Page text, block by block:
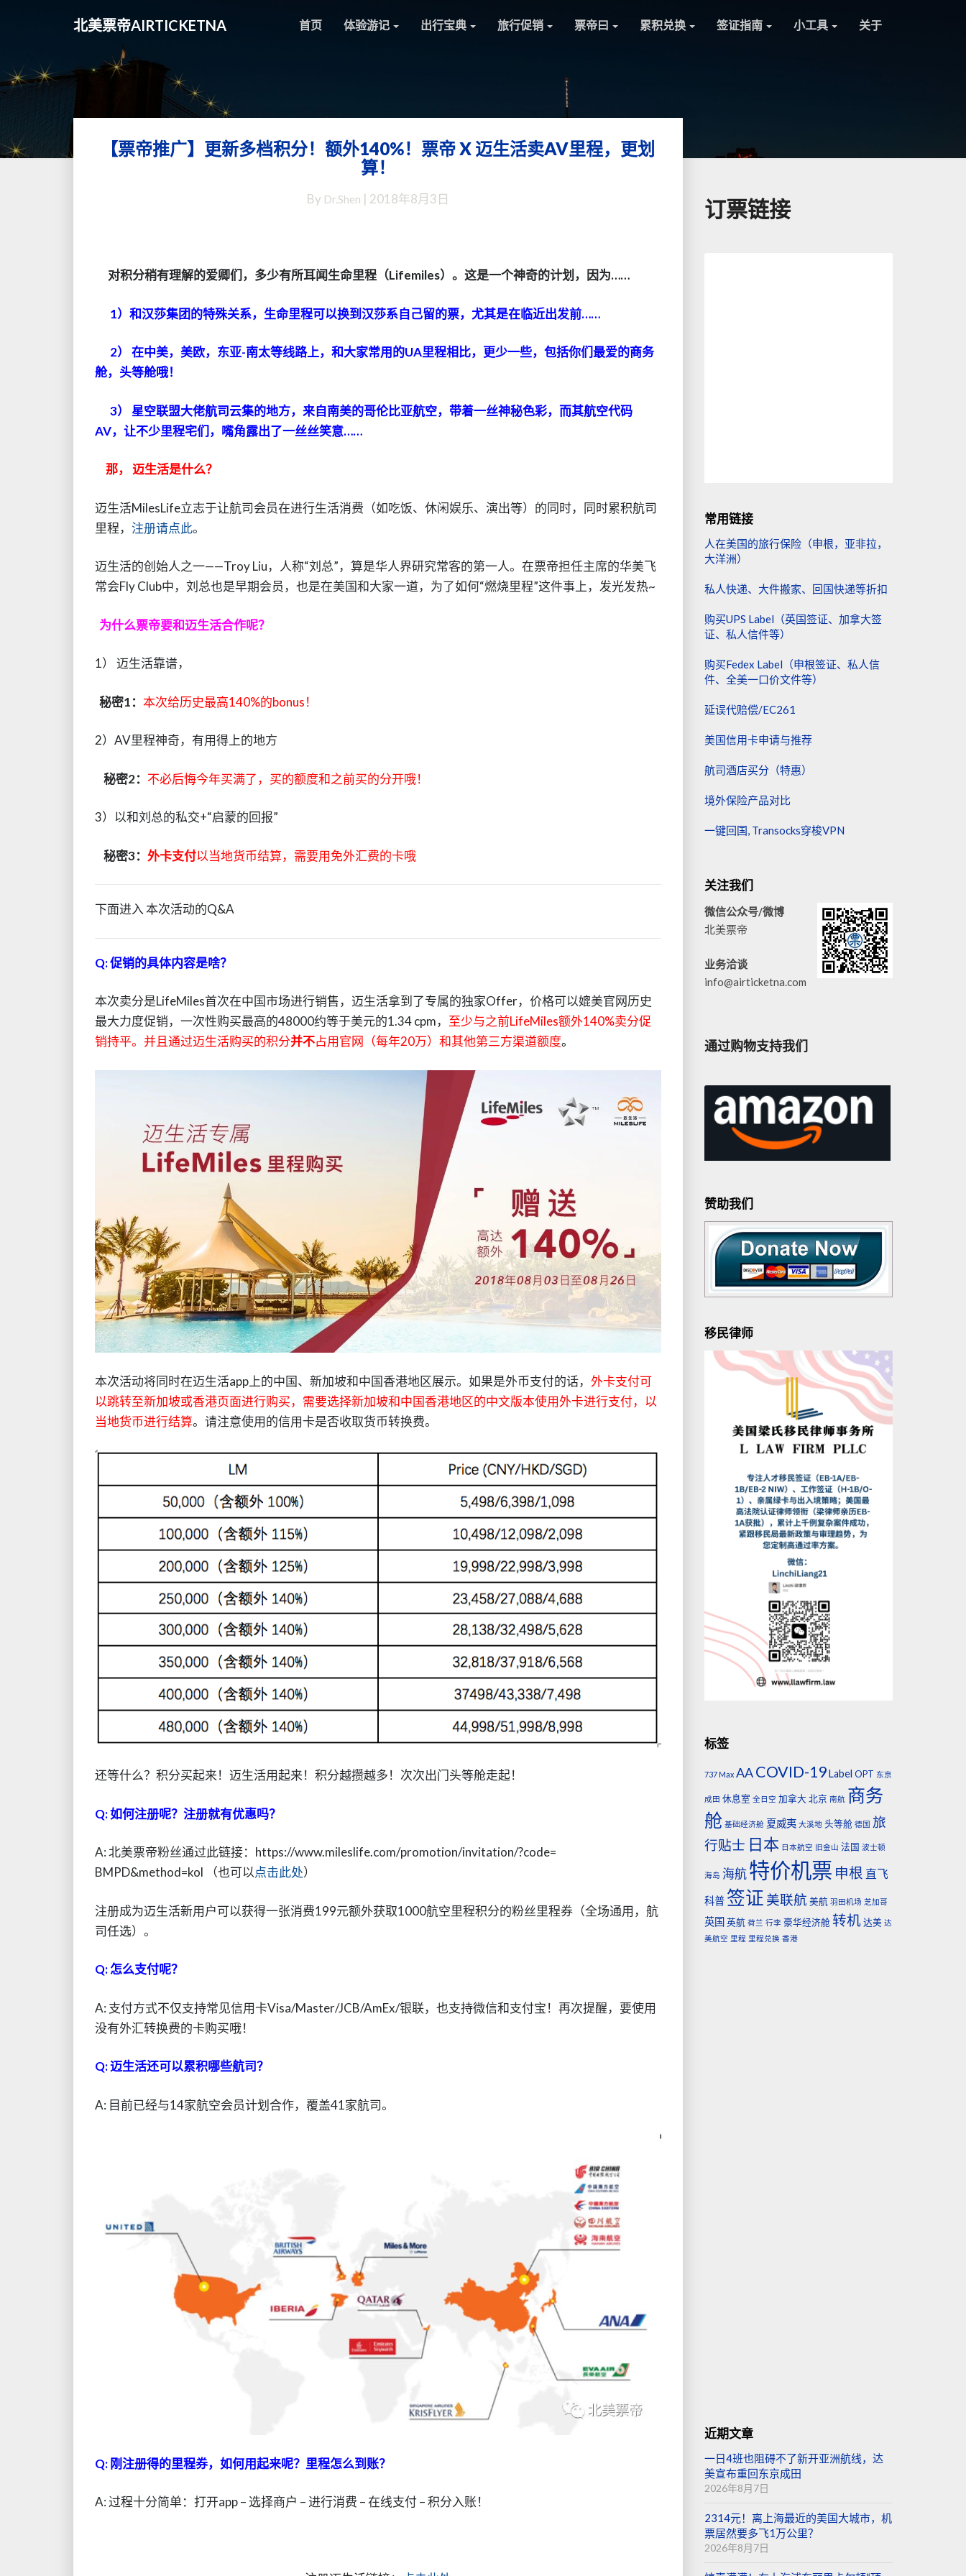
北美票帝AIRTICKETNA 首页 体验游记 出行宝典 旅行促销 票帝曰 累积兑换 签证指南 小工具 关于
【票
帝
广】
档
分！
外
140%！
X
AV
更
划
算！
【票帝推广】更新多档积分！额外140%！票帝 X 迈生活卖AV里程，更划
算！
By Dr.Shen 2018年8月3日
对积分稍有理解的爱卿们，多少有所耳闻生命里程（Lifemiles）。这是一个神奇的计划，因为……
1）和汉莎集团的特殊关系，生命里程可以换到汉莎系自己留的票，尤其是在临近出发前……
2） 在中美，美欧，东亚-南太等线路上，和大家常用的UA里程相比，更少一些，包括你们最爱的商务
舱，头等舱哦！
3） 星空联盟大佬航司云集的地方，来自南美的哥伦比亚航空，带着一丝神秘色彩，而其航空代码
AV，让不少里程宅们，嘴角露出了一丝丝笑意……
那， 迈生活是什么？
迈生活MilesLife立志于让航司会员在进行生活消费（如吃饭、休闲娱乐、演出等）的同时，同时累积航司
里程， 注册请点此。
迈生活的创始人之一——Troy Liu，人称“刘总”，算是华人界研究常客的第一人。在票帝担任主席的华美飞
常会Fly Club中，刘总也是早期会员，也是在美国和大家一道，为了如何“燃烧里程”这件事上，发光发热~
为什么票帝要和迈生活合作呢？
1） 迈生活靠谱，
秘密1： 本次给历史最高140%的bonus！
2）AV里程神奇，有用得上的地方
秘密2： 不必后悔今年买满了，买的额度和之前买的分开哦！
3）以和刘总的私交+“启蒙的回报”
秘密3： 外卡支付以当地货币结算，需要用免外汇费的卡哦
下面进入 本次活动的Q&A
Q: 促销的具体内容是啥？
本次卖分是LifeMiles首次在中国市场进行销售， 迈生活拿到了专属的独家Offer， 价格可以媲美官网历史
最大力度促销，一次性购买最高的48000约等于美元的1.34 cpm， 至少与之前LifeMiles额外140%卖分促
销持平。并且通过迈生活购买的积分并不占用官网（每年20万）和其他第三方渠道额度。
本次活动将同时在迈生活app上的中国、 新加坡和中国香港地区展示。如果是外币支付的话， 外卡支付可
以跳转至新加坡或香港页面进行购买，需要选择新加坡和中国香港地区的中文版本使用外卡进行支付， 以
当地货币进行结算。请注意使用的信用卡是否收取货币转换费。
还等什么？积分买起来！迈生活用起来！积分越攒越多！次次出门头等舱走起！
Q: 如何注册呢？注册就有优惠吗？
A: 北美票帝粉丝通过此链接：https://www.mileslife.com/promotion/invitation/?code=
BMPD&method=kol （也可以点击此处）
注册成为迈生活新用户可以获得一张消费199元额外获取1000航空里程积分的粉丝里程券（全场通用， 航
司任选）。
Q: 怎么支付呢？
A: 支付方式不仅支持常见信用卡Visa/Master/JCB/AmEx/银联，也支持微信和支付宝！再次提醒，要使用
没有外汇转换费的卡购买哦！
Q: 迈生活还可以累积哪些航司？
A: 目前已经与14家航空会员计划合作，覆盖41家航司。
Q: 刚注册得的里程券，如何用起来呢？里程怎么到账？
A: 过程十分简单：打开app – 选择商户 – 进行消费 – 在线支付 – 积分入账！
订票链接
常用链接
人在美国的旅行保险（申根，亚非拉，
大洋洲）
私人快递、大件搬家、回国快递等折扣
购买UPS Label（英国签证、加拿大签
证、私人信件等）
购买Fedex Label（申根签证、私人信
件、全美一口价文件等）
延误代赔偿/EC261
美国信用卡申请与推荐
航司酒店买分（特惠）
境外保险产品对比
一键回国, Transocks穿梭VPN
关注我们
微信公众号/微博
北美票帝
业务洽谈
info@airticketna.com
通过购物支持我们
赞助我们
移民律师
标签
737 Max AA COVID-19 Label OPT 东京
成田 休息室 全日空 加拿大 北京 南航 商务
舱 基础经济舱 夏威夷 大溪地 头等舱 德国 旅
行贴士 日本 日本航空 旧金山 法国 波士顿
海岛 海航 特价机票 申根 直飞
科普 签证 美联航 美航 羽田机场 芝加哥
英国 英航 荷兰 行李 豪华经济舱 转机 达美 达
美航空 里程 里程兑换 香港
近期文章
一日4班也阻碍不了新开亚洲航线，达
美宣布重回东京成田
2026年8月7日
2314元！离上海最近的美国大城市，机
票居然要多飞1万公里？
2026年8月7日